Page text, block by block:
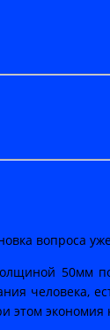
вопроса
50мм
человека,
этом